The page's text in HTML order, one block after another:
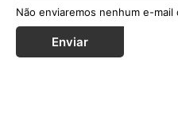
Não enviaremos nenhum e-
Enviar